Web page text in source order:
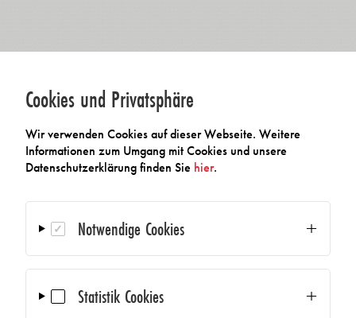
Cookies und Privatsphäre
Wir verwenden Cookies auf dieser Webseite. Weitere
Informationen zum Umgang mit Cookies und unsere
Datenschutzerklärung finden Sie hier.
Notwendige Cookies
Statistik Cookies